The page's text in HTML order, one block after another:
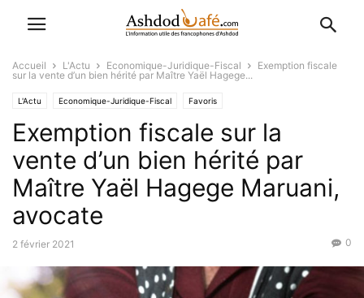
Accueil L'Actu Economique-Juridique-Fiscal
Exemption fiscale
sur la vente d’un bien hérité par Maître Yaël Hagege...
L'Actu Economique-Juridique-Fiscal Favoris
Exemption fiscale sur la
vente d’un bien hérité par
Maître Yaël Hagege Maruani,
avocate
2 février 2021 0